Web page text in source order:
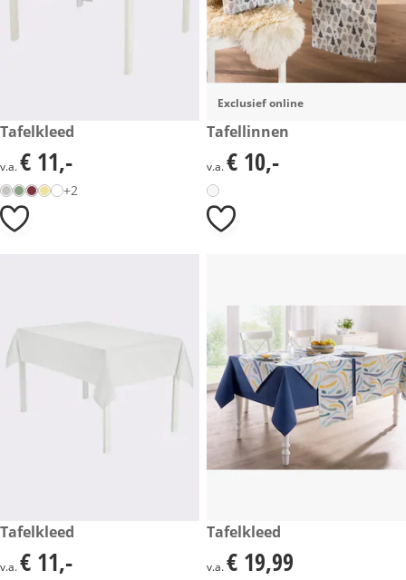
€ 11,-
Tafelkleed
€ 11,-
v.a.€ 11,-
+2
Exclusief online
€ 10,-
Tafellinnen
€ 10,-
v.a.€ 10,-
€ 11,-
Tafelkleed
€ 11,-
v.a.€ 11,-
€ 19,99
Tafelkleed
€ 19,99
v.a.€ 19,99